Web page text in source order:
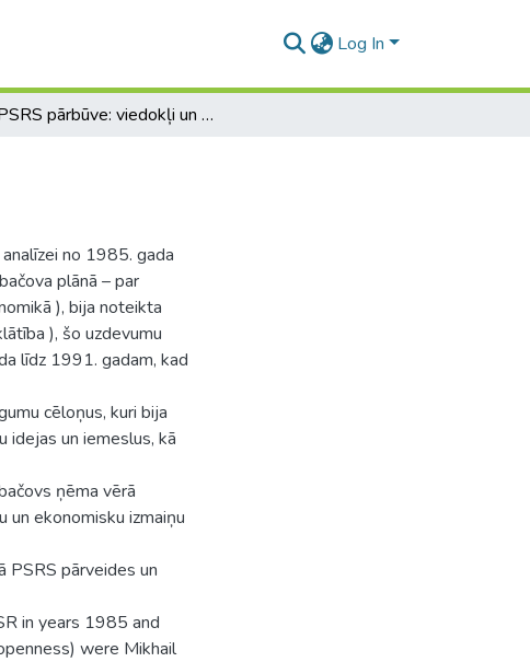
Log In
PSRS pārbūve: viedokļi un norises historiogrāfijā
no 1985. gada
plānā – par
), bija noteikta
), šo uzdevumu
līdz 1991. gadam, kad
cēloņus, kuri bija
idejas un iemeslus, kā
ņēma vērā
ekonomisku izmaiņu
PSRS pārveides un
in years 1985 and
were Mikhail